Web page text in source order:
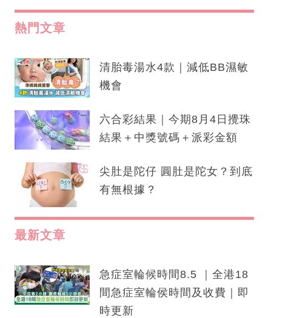
熱門文章
清胎毒湯水4款｜減低BB濕敏
機會
六合彩結果｜今期8月4日攪珠
結果＋中獎號碼＋派彩金額
尖肚是陀仔 圓肚是陀女？到底
有無根據？
最新文章
急症室輪候時間8.5 ｜全港18
間急症室輪侯時間及收費｜即
時更新